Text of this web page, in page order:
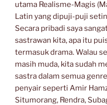
utama Realisme-Magis
Latin yang dipuji-puji
Secara pribadi saya
sastrawan kita, apa itu
termasuk drama. Walau
masih muda, kita sudah
sastra dalam semua
penyair seperti Amir
Situmorang, Rendra,